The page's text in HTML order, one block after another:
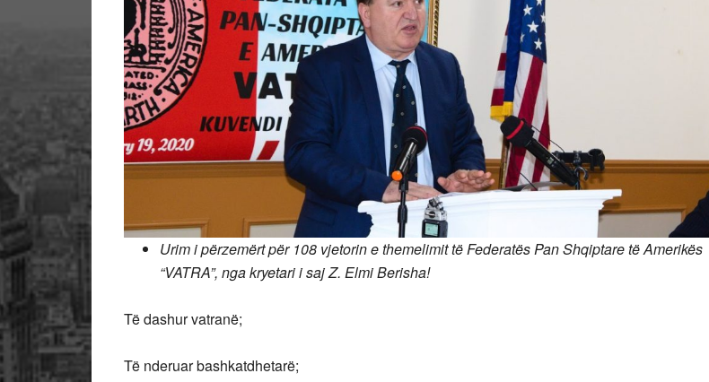
Urim i përzemërt për 108 vjetorin e themelimit të Federatës Pan Shqiptare të Amerikës
“VATRA”, nga kryetari i saj Z. Elmi Berisha!
Të dashur vatranë;
Të nderuar bashkatdhetarë;